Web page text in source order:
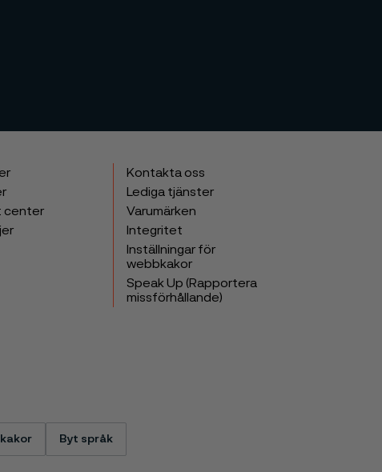
center
Kontakta oss
Lediga tjänster
Varumärken
Integritet
Inställningar för
webbkakor
Speak Up (Rapportera
missförhållande)
Byt språk